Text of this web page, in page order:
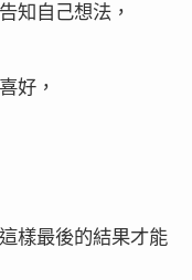
知自己想法，
好，
樣最後的結果才能